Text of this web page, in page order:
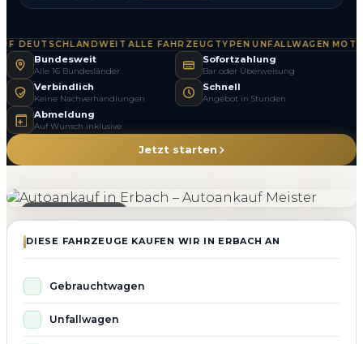
DEUTSCHLANDWEIT·ALLE FAHRZEUGTYPEN UNFALLWAGEN
Bundesweit
Alle 16 Bundesländer
Sofortzahlung
Bar oder Überweisung
Verbindlich
Keine Nachverhandlungen
Schnell
Angebot in Stunden
Abmeldung
Auf Wunsch inklusive
Jetzt starten
DIESE FAHRZEUGE KAUFEN WIR IN ERBACH AN
Gebrauchtwagen
Unfallwagen